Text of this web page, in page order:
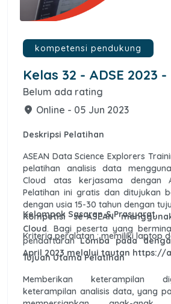
kompetensi pendukung
Kelas 32 - ADSE 2023
Nofiantoro
Belum ada rating
place Online - 05 Jun 2023
Deskripsi Pelatihan
ASEAN Data Science Explorers
pelatihan analisis data
Cloud atas kerjasama dengan
Pelatihan ini gratis dan ditujukan
dengan usia 15-30 tahun dengan
Kompetisi se-ASEAN
Cloud. Bagi peserta yang
pendaftaranLomba pada
April 2023 melalui tautan https://
Kelompok Sasaran & Prasyarat
Kriteria peralatan : memiliki laptop
Tujuan Utama Pelatihan
Memberikan keterampilan
keterampilan analisis data, yang